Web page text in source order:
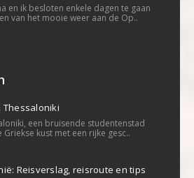
en ik besloten enkele dagen te gaan
van het mooie weer aan de Op..
Thessaloniki
een bruisende studentenstad
Griekse kust met een rijke gesc..
Reisverslag, reisroute en tips